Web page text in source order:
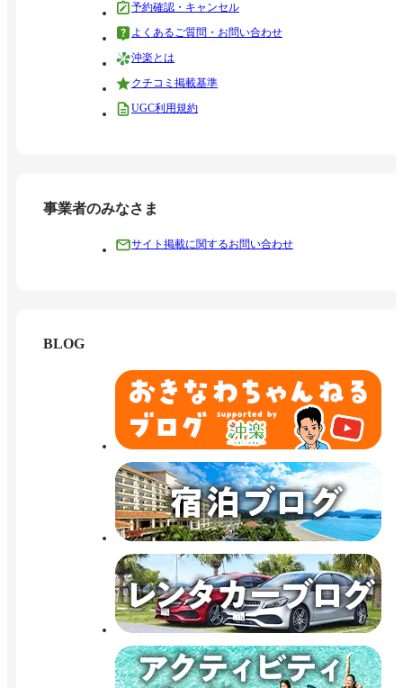
予約確認・キャンセル
よくあるご質問・お問い合わせ
沖楽とは
クチコミ掲載基準
UGC利用規約
事業者のみなさま
サイト掲載に関するお問い合わせ
BLOG